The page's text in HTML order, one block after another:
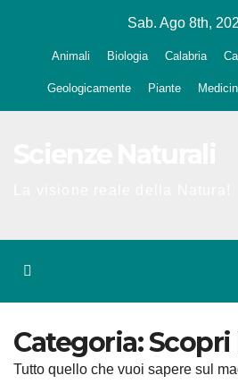
Sab. Ago 8th,
Animali Biologia Calabria
Geologicamente Piante
Categoria:Scopri
Tutto quello che vuoi sapere sul